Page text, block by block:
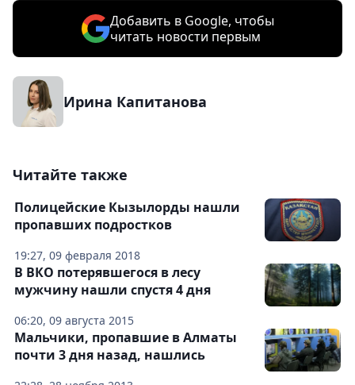
Добавить в Google, чтобы
читать новости первым
Ирина Капитанова
Читайте также
19:27, 09 февраля 2018
Полицейские Кызылорды нашли
пропавших подростков
06:20, 09 августа 2015
В ВКО потерявшегося в лесу
мужчину нашли спустя 4 дня
Мальчики, пропавшие в Алматы
почти 3 дня назад, нашлись